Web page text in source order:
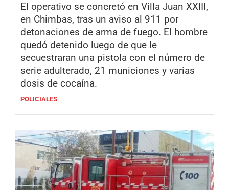
El operativo se concretó en Villa Juan XXIII,
en Chimbas, tras un aviso al 911 por
detonaciones de arma de fuego. El hombre
quedó detenido luego de que le
secuestraran una pistola con el número de
serie adulterado, 21 municiones y varias
dosis de cocaína.
POLICIALES